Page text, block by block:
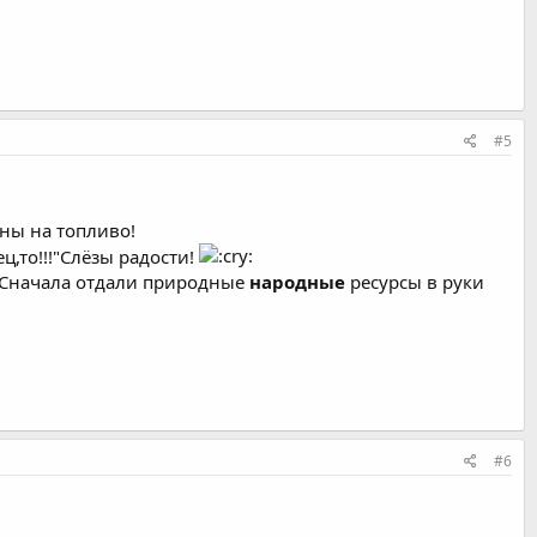
#5
на топливо!
радости!
отдали природные народные ресурсы в руки
#6